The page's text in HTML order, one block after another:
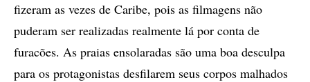
fizeram as vezes de Caribe, pois as filmagens não
puderam ser realizadas realmente lá por conta de
furacões. As praias ensolaradas são uma boa desculpa
para os protagonistas desfilarem seus corpos malhados